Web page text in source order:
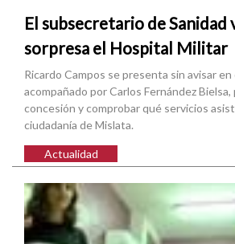
El subsecretario de Sanidad
sorpresa el Hospital Militar
Ricardo Campos se presenta sin avisar
acompañado por Carlos Fernández
concesión y comprobar qué servicios
ciudadanía de Mislata.
Actualidad